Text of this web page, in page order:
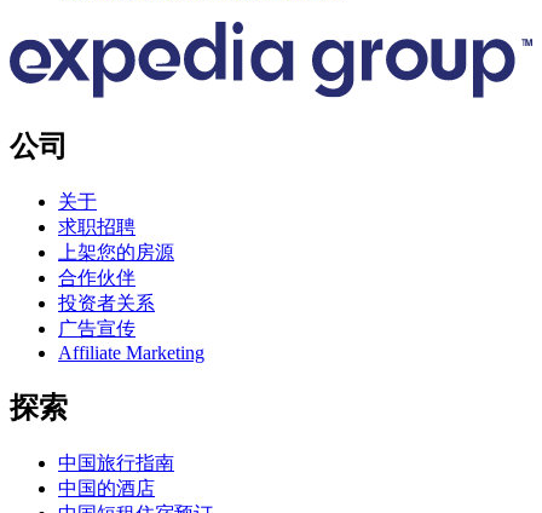
公司
关于
求职招聘
上架您的房源
合作伙伴
投资者关系
广告宣传
Affiliate Marketing
探索
中国旅行指南
中国的酒店